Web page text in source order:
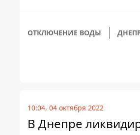
ОТКЛЮЧЕНИЕ ВОДЫ
10:04, 04 октября 2022
В Днепре